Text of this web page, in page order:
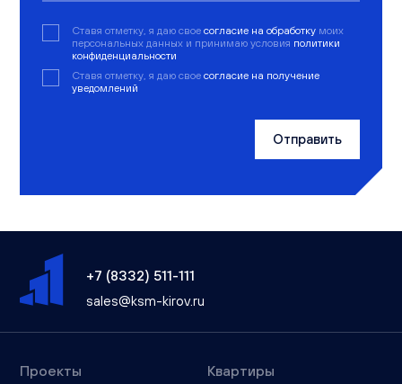
Ставя отметку, я даю свое согласие на обработку моих
персональных данных и принимаю условия политики
конфиденциальности
Ставя отметку, я даю свое согласие на получение
уведомлений
Отправить
+7 (8332) 511-111
sales@ksm-kirov.ru
Проекты Квартиры